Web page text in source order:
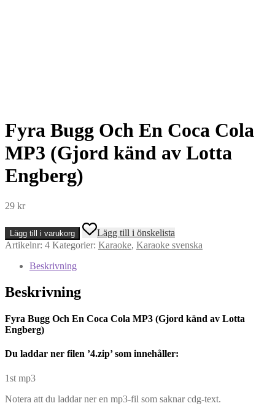
Fyra Bugg Och En Coca Cola
MP3 (Gjord känd av Lotta
Engberg)
29 kr
Fyra
Bugg
Och
Coca
MP3
känd
av
Lotta
mängd
Lägg till i varukorg
Lägg till i önskelista
Artikelnr: 4 Kategorier: Karaoke, Karaoke svenska
Beskrivning
Beskrivning
Fyra Bugg Och En Coca Cola MP3 (Gjord känd av Lotta
Engberg)
Du laddar ner filen ’4.zip’ som innehåller:
1st mp3
Notera att du laddar ner en mp3-fil som saknar cdg-text.